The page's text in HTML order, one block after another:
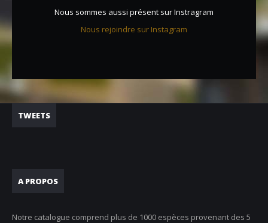
Nous sommes aussi présent sur Instragram
Nous rejoindre sur Instagram
TWEETS
A PROPOS
Notre catalogue comprend plus de 1000 espèces provenant des 5